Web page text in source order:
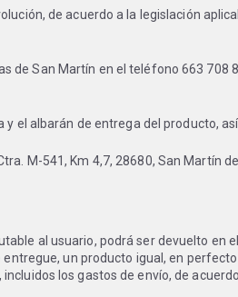
de acuerdo a la legislación
de San Martín en el teléfono 663 708
el albarán de entrega del producto,
M-541, Km 4,7, 28680, San Martín
al usuario, podrá ser devuelto en
un producto igual, en
los gastos de envío, de